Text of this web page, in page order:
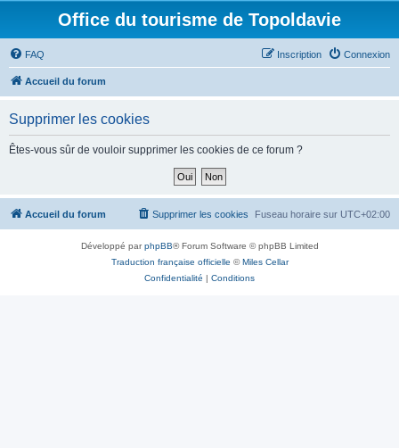
Office du tourisme de Topoldavie
FAQ Connexion
Inscription
Accueil du forum
Supprimer les cookies
Êtes-vous sûr de vouloir supprimer les cookies de ce forum ?
Accueil du forum Fuseau horaire sur UTC+02:00
Supprimer les cookies
Développé parphpBB® Forum Software © phpBB Limited
Traduction française officielle ©Miles Cellar
Confidentialité | Conditions